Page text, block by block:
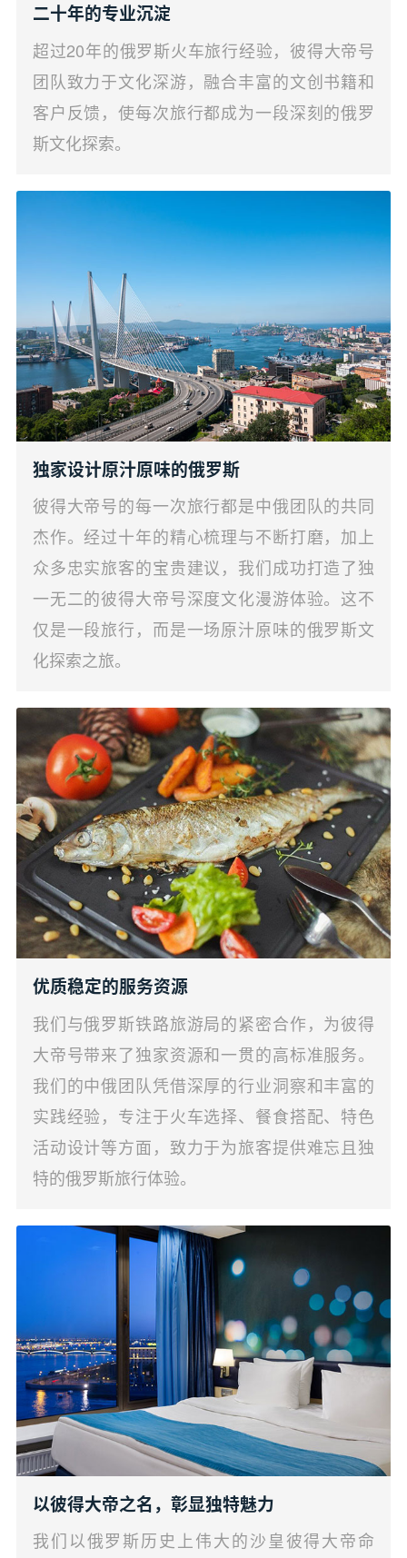
二十年的专业沉淀
超过20年的俄罗斯火车旅行经验，彼得大帝号
团队致力于文化深游，融合丰富的文创书籍和
客户反馈，使每次旅行都成为一段深刻的俄罗
斯文化探索。
独家设计原汁原味的俄罗斯
彼得大帝号的每一次旅行都是中俄团队的共同
杰作。经过十年的精心梳理与不断打磨，加上
众多忠实旅客的宝贵建议，我们成功打造了独
一无二的彼得大帝号深度文化漫游体验。这不
仅是一段旅行，而是一场原汁原味的俄罗斯文
化探索之旅。
优质稳定的服务资源
我们与俄罗斯铁路旅游局的紧密合作，为彼得
大帝号带来了独家资源和一贯的高标准服务。
我们的中俄团队凭借深厚的行业洞察和丰富的
实践经验，专注于火车选择、餐食搭配、特色
活动设计等方面，致力于为旅客提供难忘且独
特的俄罗斯旅行体验。
以彼得大帝之名，彰显独特魅力
我们以俄罗斯历史上伟大的沙皇彼得大帝命